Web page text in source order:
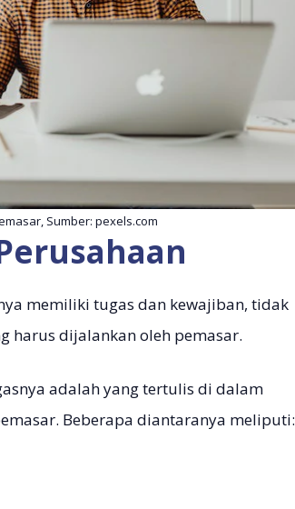
Sumber: pexels.com
memiliki tugas dan kewajiban, tidak
harus dijalankan oleh pemasar.
adalah yang tertulis di dalam
Beberapa diantaranya meliputi: